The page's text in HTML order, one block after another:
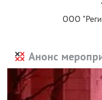
ООО
Анонс